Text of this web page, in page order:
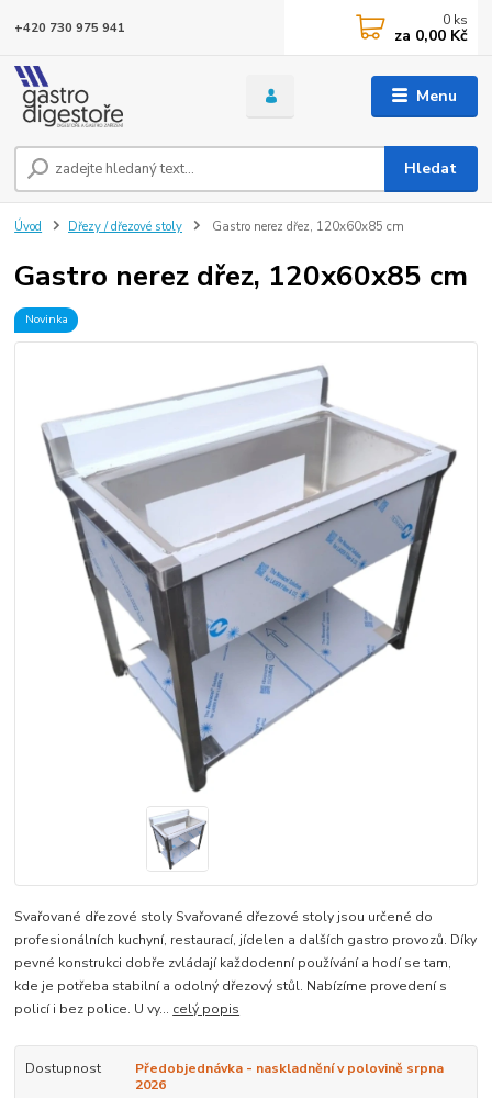
Menu
Hledat
+420 730 975 941 0 ks
za 0,00 Kč
Úvod Dřezy / dřezové stoly Gastro nerez dřez, 120x60x85 cm
Gastro nerez dřez, 120x60x85 cm
Novinka
Svařované dřezové stoly Svařované dřezové stoly jsou určené do
profesionálních kuchyní, restaurací, jídelen a dalších gastro provozů. Díky
pevné konstrukci dobře zvládají každodenní používání a hodí se tam,
kde je potřeba stabilní a odolný dřezový stůl. Nabízíme provedení s
policí i bez police. U vy... celý popis
Dostupnost
Předobjednávka - naskladnění v polovině srpna
2026